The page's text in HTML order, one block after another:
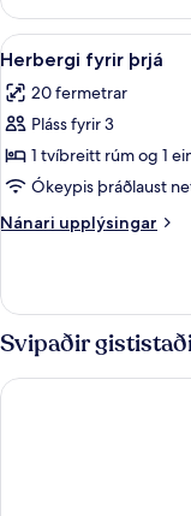
fyrir
tvo
Skoða
allar
myndir
fyrir
Herbergi
fyrir
þrjá
4
Herbergi fyrir þrjá
20 fermetrar
Pláss fyrir 3
1 tvíbreitt rúm og 1
Ókeypis þráðlaust
Nánari upplýsingar
Nánari
fyrir
þrjá
Svipaðir
Hotel Garden